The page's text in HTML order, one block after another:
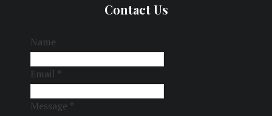
Contact Us
Name
Email *
Message *